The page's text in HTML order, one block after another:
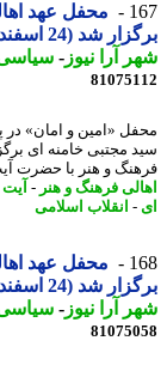
محفل عهد اهالی
(24 اسفند 1404) + فیلم
آرا نیوز-سیاسی-5 ماه پیش - دوشنبه 25 اسفند 1404، 00:28
«امین و امان» در پی
مجتبی خامنه ای
و هنر با حضرت آیت
فرهنگ و هنر-آیت
انقلاب اسلامی
محفل عهد اهالی
شد (24 اسفند 1404)
آرا نیوز-سیاسی-5 ماه پیش - دوشنبه 25 اسفند 1404، 00:18